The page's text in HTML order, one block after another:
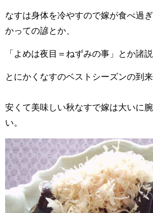
なすは身体を冷やすので嫁が食べ過
かっての諺とか、
「よめは夜目＝ねずみの事」とか諸
とにかくなすのベストシーズンの到来
安くて美味しい秋なすで嫁は大いに
い。